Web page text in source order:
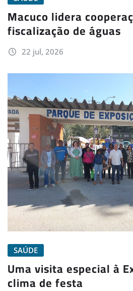
Macuco lidera
fiscalização de águas
22 jul, 2026
SAÚDE
Uma visita especial à
clima de festa